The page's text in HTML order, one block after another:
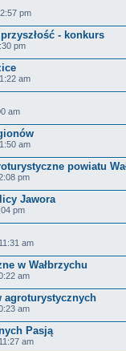
pm
- konkurs
pm
am
am
am
powiatu
pm
Jawora
pm
am
w Wałbrzychu
am
agroturystycznych
am
Pasją
am